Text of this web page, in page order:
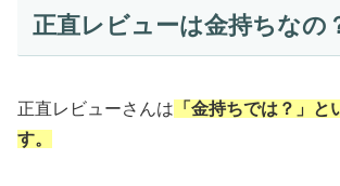
正直レビューは金持ちなの
正直レビューさんは 「金持ちでは？」と
す。